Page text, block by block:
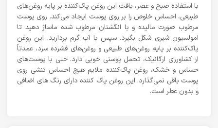
با استفاده صبح و عصر، بافت این روغن پاک‌کننده بر پایه روغن‌های
طبیعی، احساس خلوص را بر روی پوست ایجاد می‌کند. روی پوست
مرطوب صورت مالیده و با انگشتان مرطوب شده ماساژ دهید تا
امولسیون شیری شکل بگیرد. سپس با آب گرم بردارید. این روغن
پاک‌کننده بر پایه روغن‌های طبیعی و روغن‌های فشرده سرد، عمدتاً
از کشاورزی ارگانیک، تحمل پوستی خوبی دارد. حتی با پوست‌های
حساس و خشک، روغن پاک‌کننده ملایم هیچ احساس تنشی روی
پوست باقی نمی‌گذارد. این روغن پاک کننده دارای رنگ های اضافی
و بدون عطر است.